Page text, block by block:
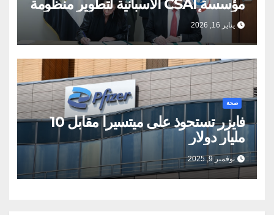
مؤسسة CSAI الاسبانية لتطوير منظومة
التبرع بالأعضاء
يناير 16, 2026
صحة
فايزر تستحوذ على ميتسيرا مقابل 10
مليار دولار
نوفمبر 9, 2025